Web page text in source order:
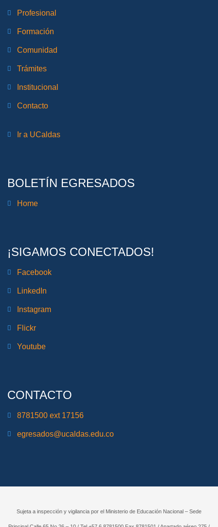
Profesional
Formación
Comunidad
Trámites
Institucional
Contacto
Ir a UCaldas
BOLETÍN EGRESADOS
Home
¡SIGAMOS CONECTADOS!
Facebook
LinkedIn
Instagram
Flickr
Youtube
CONTACTO
8781500 ext 17156
egresados@ucaldas.edu.co
Sujeta a inspección y vigilancia por el Ministerio de Educación Nacional – Sede